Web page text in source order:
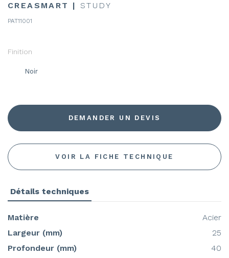
CREASMART | STUDY
PAT11001
Finition
Noir
DEMANDER UN DEVIS
VOIR LA FICHE TECHNIQUE
Détails techniques
Matière
Acier
Largeur (mm)
25
Profondeur (mm)
40